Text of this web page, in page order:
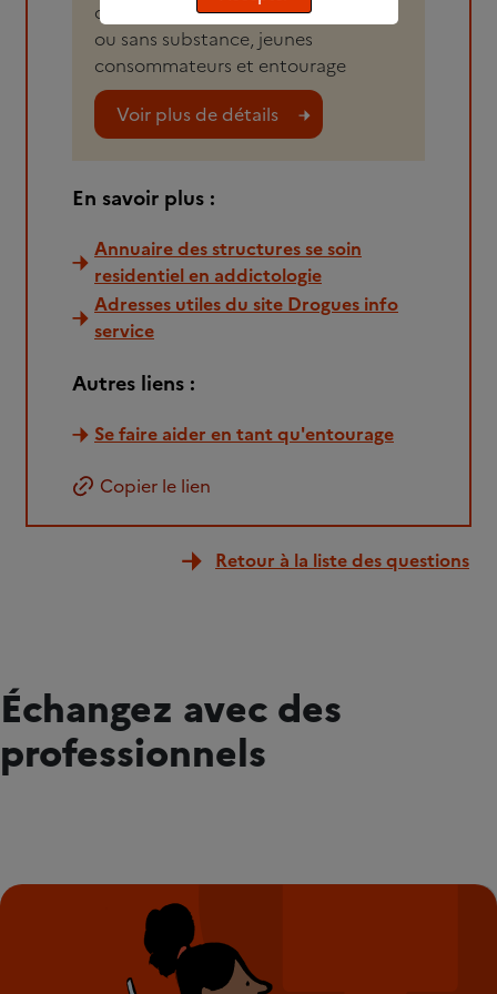
confrontées à une addiction avec
ou sans substance, jeunes
consommateurs et entourage
Voir plus de détails
En savoir plus :
Annuaire des structures se soin
residentiel en addictologie
Adresses utiles du site Drogues info
service
Autres liens :
Se faire aider en tant qu'entourage
Copier le lien
Retour à la liste des questions
Échangez avec des
professionnels